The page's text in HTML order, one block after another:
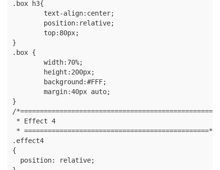
.box h3{
}
.box {
}
/*==================================================
* Effect 4
* ===============================================*/
.effect4
{
  position: relative;